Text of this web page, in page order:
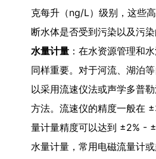
克每升（ng/L）级别，这些
断水体是否受到污染以及污染
水量计量 ：在水资源管理和
同样重要。对于河流、湖泊
以采用流速仪法或声学多普
方法。流速仪的精度一般在
量计量精度可以达到 ±2% -
水量计量，常用电磁流量计